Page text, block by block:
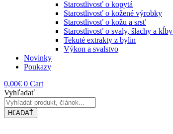
Starostlivosť o kopytá
Starostlivosť o kožené výrobky
Starostlivosť o kožu a srsť
Starostlivosť o svaly, šlachy a kĺby
Tekuté extrakty z bylin
Výkon a svalstvo
Novinky
Poukazy
0,00€ 0 Cart
Vyhľadať
HĽADAŤ